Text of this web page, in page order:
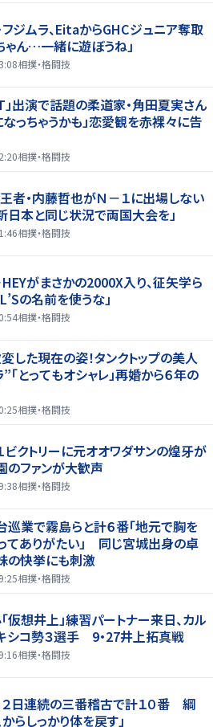
・フジムラ、EitaからGHCジュニア奪取
ゃん…一緒に遊ぼうね」
相撲・格闘技
Ｔ」出演で話題の柔道家・角田夏実さん
なっちゃうかも」恋愛観を赤裸々に告
相撲・格闘技
王者・内藤哲也がＮ－１に出場しない
日本と同じ状況で両国大会を」
相撲・格闘技
HEYがまさかの2000X入り、征矢学ら
の名前を使うな」
相撲・格闘技
た現在の姿！タンクトップの美人
「とってもオシャレ」再婚から６年の
相撲・格闘技
ビクトリーに元オオワダサンの煌牙が
のファンが大歓声
相撲・格闘技
巡業で霧島らと計６番「地元で胸を
てありがたい」 同じ宮城出身の卓
の快挙にも刺激
相撲・格闘技
仮想井上」練習パートナー来日、カル
シコ勢３選手 9・27井上拓真戦
相撲・格闘技
２日連続の三番稽古で計１０番 綱
らしっかり体を戻す」